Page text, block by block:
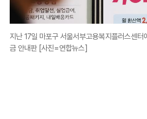
지난 17일 마포구 서울서부고용복지플러스센터
금 안내판 [사진=연합뉴스]